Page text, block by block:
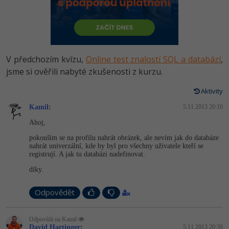
HTML5, CSS3, Bootstrap, SEO
SQL a databáze
Testování a verzování
Spring
Django
JavaScript
Python
MySQL/MariaDB
SQLite
Vývojář mobilních aplikací
Specialista na AI a bigdata
C# Game developer
Webdesigner
Grafik / UX/UI návrhář
Projektový manažer
Databázový analytik
Python -80%
JavaScript -80%
PHP
-80%
C -80%
SQL
Návrh SW
V předchozím kvízu, Online test znalostí SQL a databází,
jsme si ověřili nabyté zkušenosti z kurzu.
Aktivity
Kamil: 5.11.2013 20:10
Ahoj,
pokouším se na profilu nahrát obrázek, ale nevím jak do databáze
nahrát univerzální, kde by byl pro všechny uživatele kteří se
registrují. A jak tu databázi nadefinovat.
díky.
Odpovědět
Odpovídá na Kamil
David Hartinger: 5.11.2013 20:39